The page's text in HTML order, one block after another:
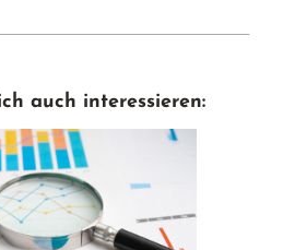
auch interessieren: